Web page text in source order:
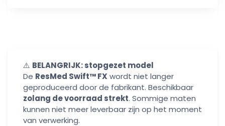
⚠️ BELANGRIJK: stopgezet model
De ResMed Swift™ FX wordt niet langer
geproduceerd door de fabrikant. Beschikbaar
zolang de voorraad strekt. Sommige maten
kunnen niet meer leverbaar zijn op het moment
van verwerking.